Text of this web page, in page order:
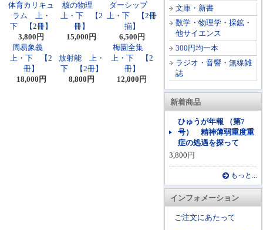
文庫・新書
数学・物理学・採鉱・
他サイエンス
300円均一本
ラジオ・音響・無線雑
誌
新着商品
ひゅうが年報 （第7
号） 精神薄弱重度重
症の処遇を探って
3,800円
もっと...
インフォメーション
ご注文にあたって
体育カリキュ
ラム 上・
下 【2冊】
3,800円
核の物理
上・下 【2
冊】
15,000円
ダーシップ
上・下 【2冊
揃】
6,500円
周易象義
上・下 【2
冊】
18,000円
放射能 上・
下 【2冊】
8,800円
梅園全集
上・下 【2
冊】
12,000円